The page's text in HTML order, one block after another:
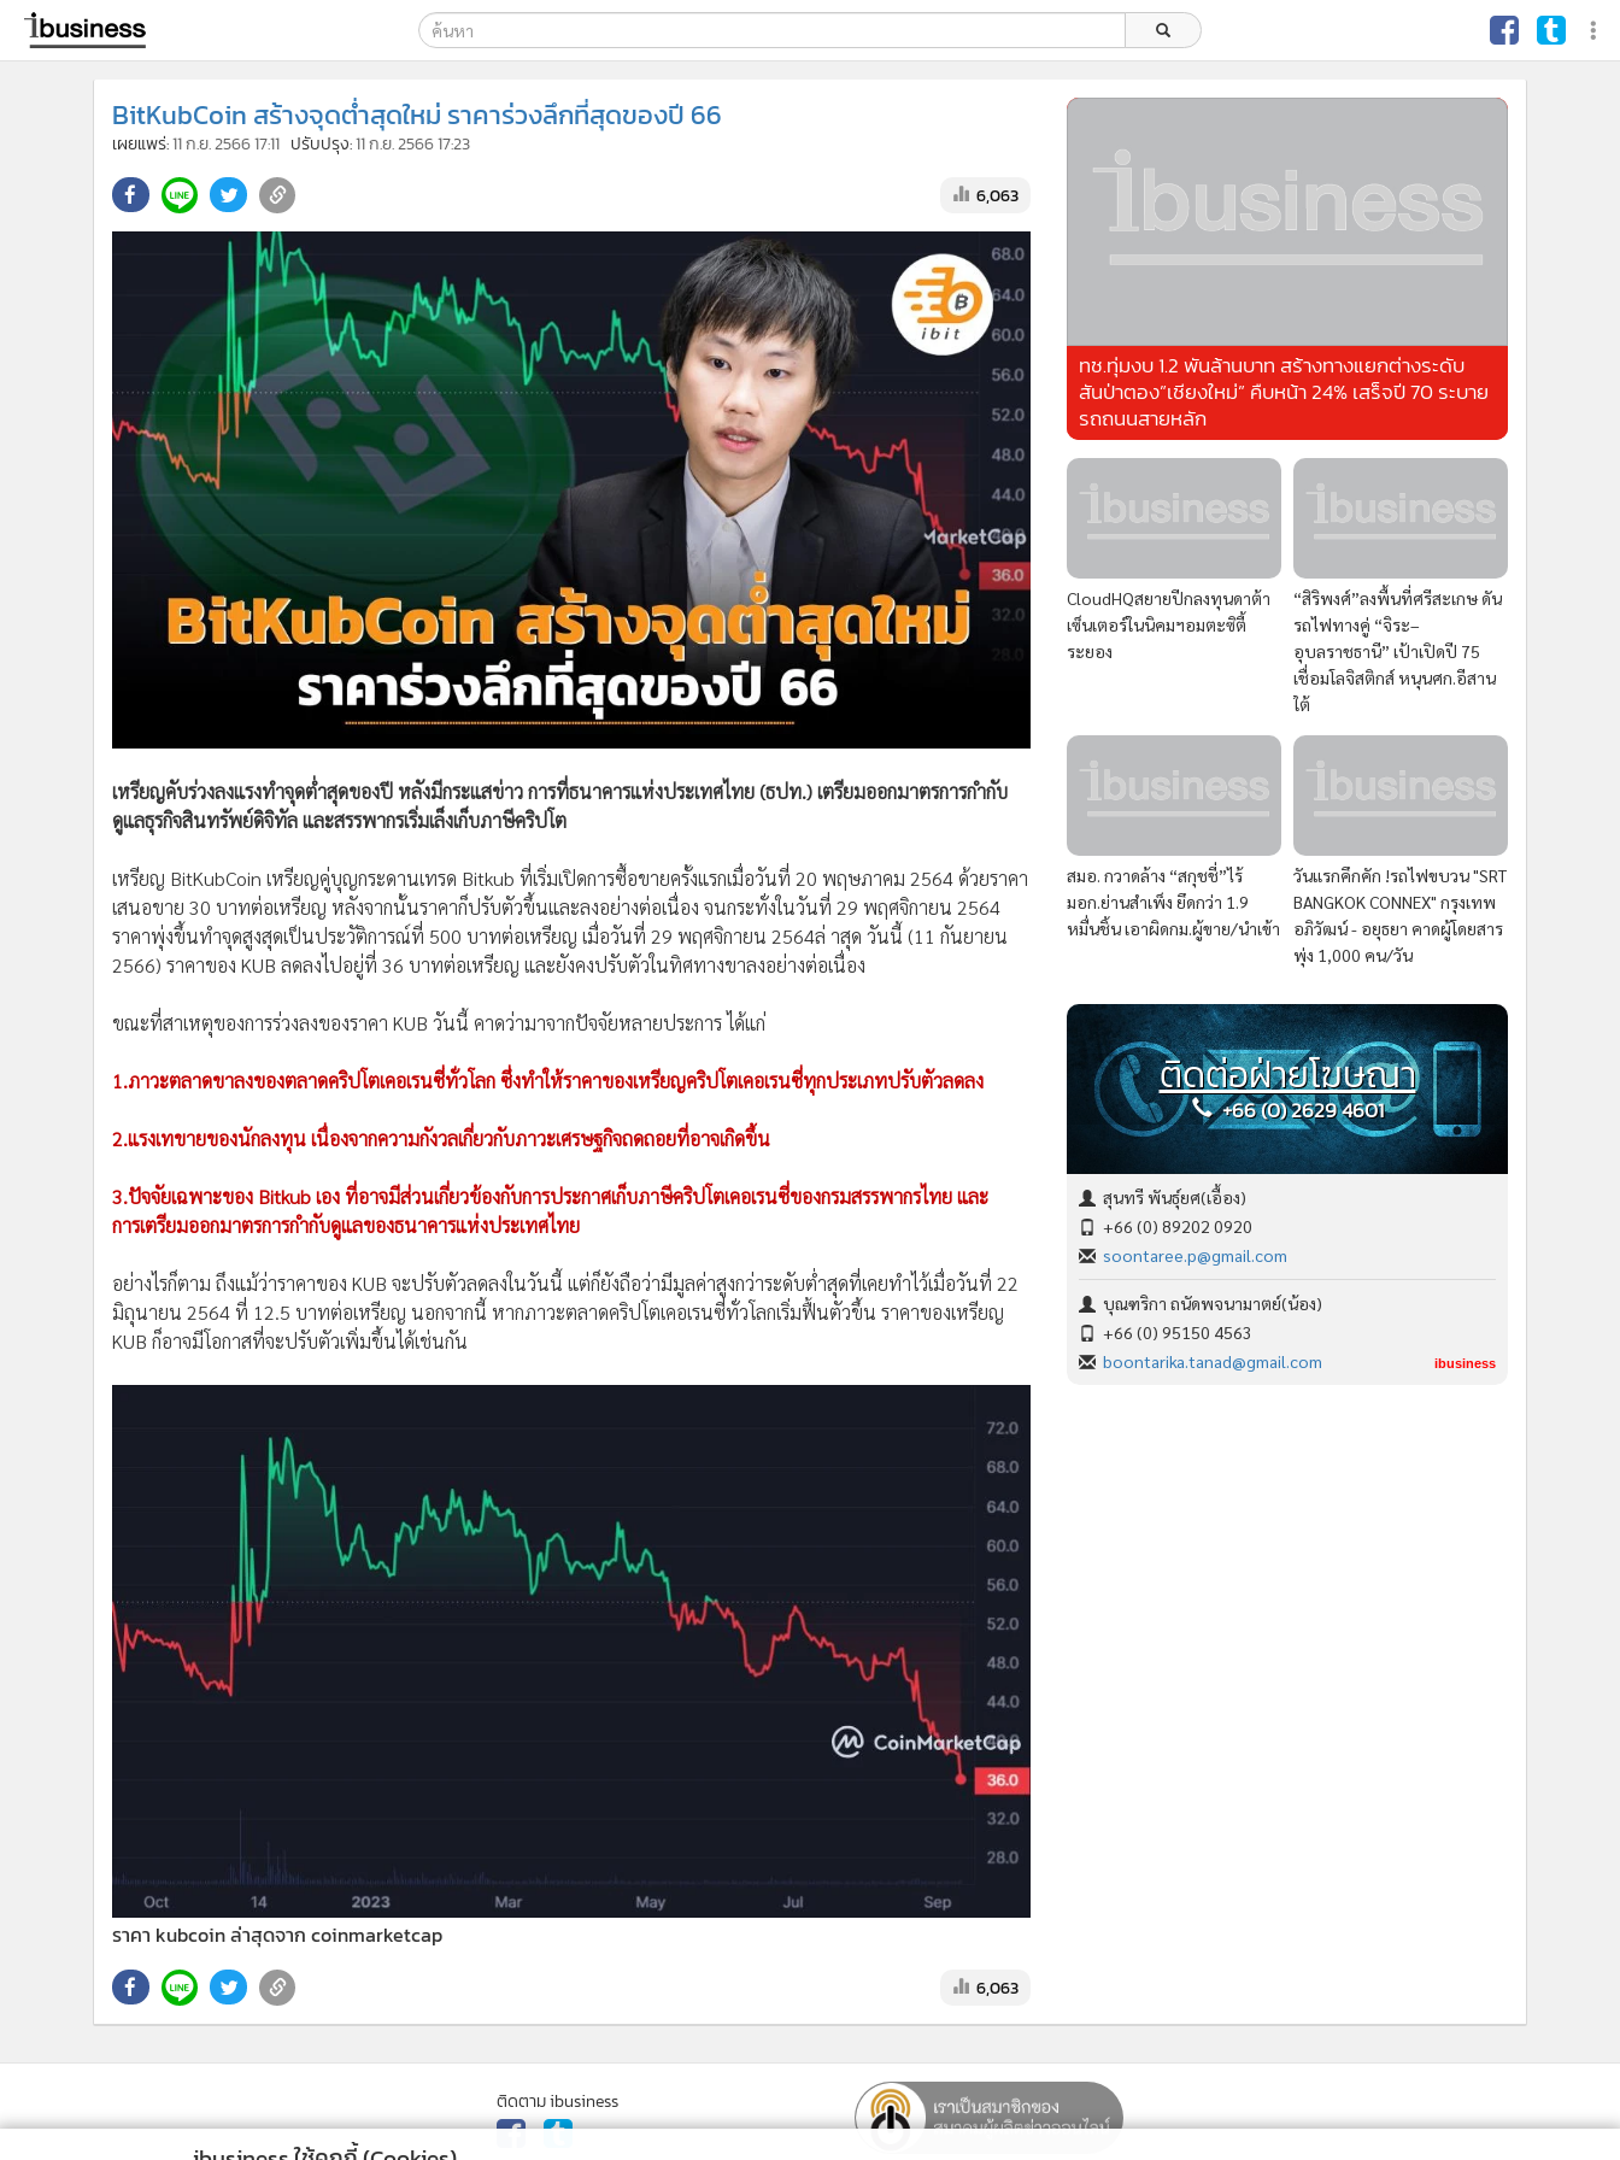
ค้นหา
ค้นหาขั้นสูง
BitKubCoin สร้างจุดต่ำสุดใหม่ ราคาร่วงลึกที่สุดของปี 66
เผยแพร่:11 ก.ย. 2566 17:11 ปรับปรุง:11 ก.ย. 2566 17:23
6,063
เหรียญคับร่วงลงแรงทำจุดต่ำสุดของปี หลังมีกระแสข่าว การที่ธนาคารแห่งประเทศไทย (ธปท.) เตรียมออกมาตรการกำกับ
ดูแลธุรกิจสินทรัพย์ดิจิทัล และสรรพากรเริ่มเล็งเก็บภาษีคริปโต
เหรียญ BitKubCoin เหรียญคู่บุญกระดานเทรด Bitkub ที่เริ่มเปิดการซื้อขายครั้งแรกเมื่อวันที่ 20 พฤษภาคม 2564 ด้วยราคา
เสนอขาย 30 บาทต่อเหรียญ หลังจากนั้นราคาก็ปรับตัวขึ้นและลงอย่างต่อเนื่อง จนกระทั่งในวันที่ 29 พฤศจิกายน 2564
ราคาพุ่งขึ้นทำจุดสูงสุดเป็นประวัติการณ์ที่ 500 บาทต่อเหรียญ เมื่อวันที่ 29 พฤศจิกายน 2564ล่ าสุด วันนี้ (11 กันยายน
2566) ราคาของ KUB ลดลงไปอยู่ที่ 36 บาทต่อเหรียญ และยังคงปรับตัวในทิศทางขาลงอย่างต่อเนื่อง
ขณะที่สาเหตุของการร่วงลงของราคา KUB วันนี้ คาดว่ามาจากปัจจัยหลายประการ ได้แก่
1.ภาวะตลาดขาลงของตลาดคริปโตเคอเรนซี่ทั่วโลก ซึ่งทำให้ราคาของเหรียญคริปโตเคอเรนซี่ทุกประเภทปรับตัวลดลง
2.แรงเทขายของนักลงทุน เนื่องจากความกังวลเกี่ยวกับภาวะเศรษฐกิจถดถอยที่อาจเกิดขึ้น
3.ปัจจัยเฉพาะของ Bitkub เอง ที่อาจมีส่วนเกี่ยวข้องกับการประกาศเก็บภาษีคริปโตเคอเรนซี่ของกรมสรรพากรไทย และ
การเตรียมออกมาตรการกำกับดูแลของธนาคารแห่งประเทศไทย
อย่างไรก็ตาม ถึงแม้ว่าราคาของ KUB จะปรับตัวลดลงในวันนี้ แต่ก็ยังถือว่ามีมูลค่าสูงกว่าระดับต่ำสุดที่เคยทำไว้เมื่อวันที่ 22
มิถุนายน 2564 ที่ 12.5 บาทต่อเหรียญ นอกจากนี้ หากภาวะตลาดคริปโตเคอเรนซี่ทั่วโลกเริ่มฟื้นตัวขึ้น ราคาของเหรียญ
KUB ก็อาจมีโอกาสที่จะปรับตัวเพิ่มขึ้นได้เช่นกัน
ราคา kubcoin ล่าสุดจาก coinmarketcap
6,063
ทช.ทุ่มงบ 1.2 พันล้านบาท สร้างทางแยกต่างระดับ
สันป่าตอง”เชียงใหม่” คืบหน้า 24% เสร็จปี 70 ระบาย
รถถนนสายหลัก
CloudHQสยายปีกลงทุนดาต้า
เซ็นเตอร์ในนิคมฯอมตะซิตี้
ระยอง
“สิริพงศ์”ลงพื้นที่ศรีสะเกษ ดัน
รถไฟทางคู่ “จิระ–
อุบลราชธานี” เป้าเปิดปี 75
เชื่อมโลจิสติกส์ หนุนศก.อีสาน
ใต้
สมอ. กวาดล้าง “สกุชชี่”ไร้
มอก.ย่านสำเพ็ง ยึดกว่า 1.9
หมื่นชิ้น เอาผิดกม.ผู้ขาย/นำเข้า
วันแรกคึกคัก !รถไฟขบวน "SRT
BANGKOK CONNEX" กรุงเทพ
อภิวัฒน์ - อยุธยา คาดผู้โดยสาร
พุ่ง 1,000 คน/วัน
ติดต่อฝ่ายโฆษณา
+66 (0) 2629 4601
สุนทรี พันธุ์ยศ(เอื้อง)
+66 (0) 89202 0920
soontaree.p@gmail.com
บุณฑริกา ถนัดพจนามาตย์(น้อง)
+66 (0) 95150 4563
boontarika.tanad@gmail.com
ibusiness
ติดตาม ibusiness